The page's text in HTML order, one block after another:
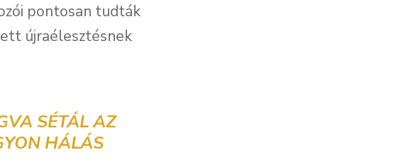
pontosan tudták
újraélesztésnek
SÉTÁL AZ
HÁLÁS